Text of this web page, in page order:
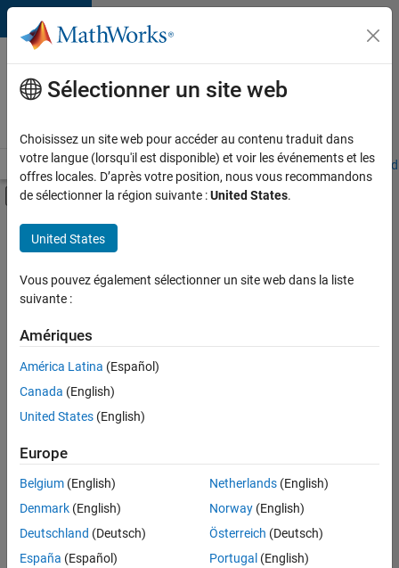
Passer au contenu
Votre
carrière
chez
Accueil Explorer nos opportunités Adresses de nos bureaux
Activer/désactiver l'affichage du menu
Contenu principal
FILTRER PAR
Ventes commerciales
Ventes pour l'éducation
Opérations commerciales
Actuellement,
aucune
offre
d'emploi
correspondant
à vos
critères
de
recherche.
Vous
Sélectionner un site web
Choisissez un site web pour accéder au contenu traduit dans
votre langue (lorsqu'il est disponible) et voir les événements et les
offres locales. D’après votre position, nous vous recommandons
de sélectionner la région suivante :United States.
United States
Vous pouvez également sélectionner un site web dans la liste
suivante :
Amériques
América Latina (Español)
Canada (English)
United States (English)
Europe
Belgium (English)
Denmark (English)
Deutschland (Deutsch)
España (Español)
Netherlands(English)
Norway(English)
Österreich (Deutsch)
Portugal (English)